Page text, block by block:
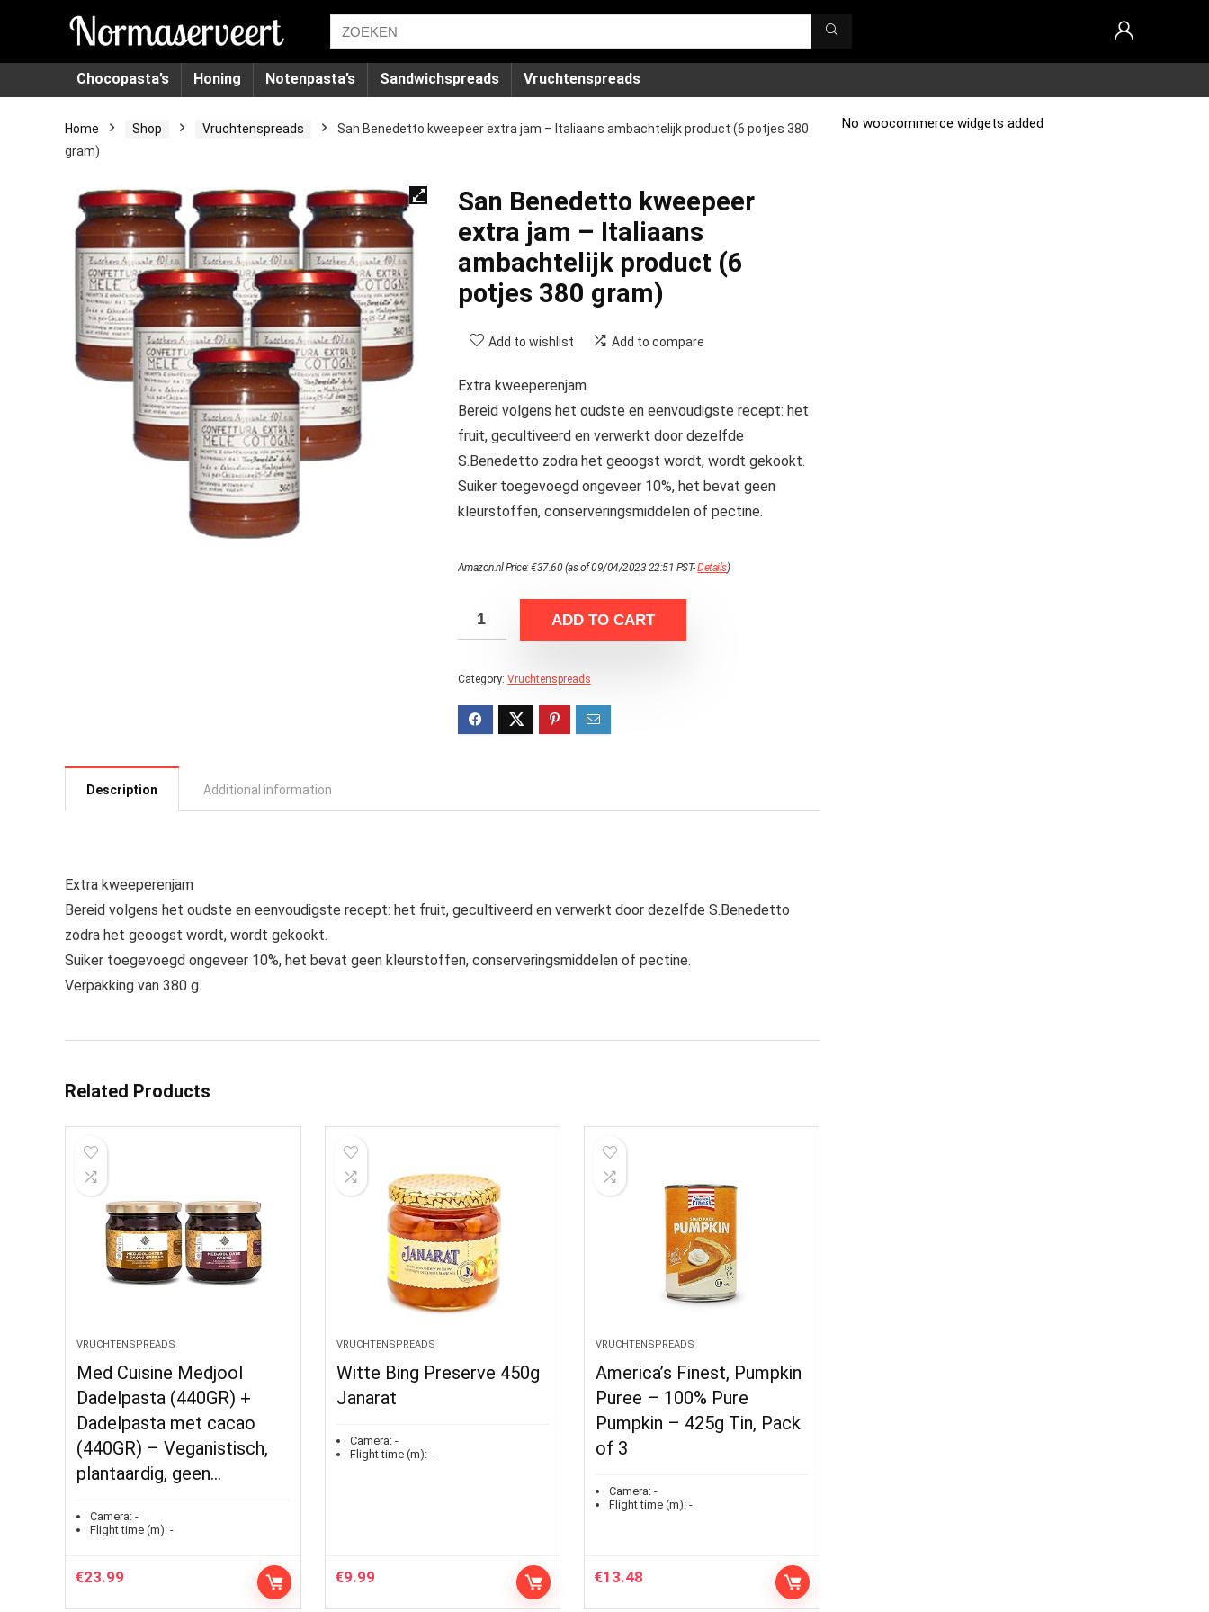
Chocopasta’s Honing Notenpasta’s Sandwichspreads Vruchtenspreads
Home Shop Vruchtenspreads
San Benedetto kweepeer extra jam – Italiaans ambachtelijk product (6 potjes 380
gram)
San Benedetto kweepeer
extra jam – Italiaans
ambachtelijk product (6
potjes 380 gram)
Add to wishlist Add to compare
Extra kweeperenjam
Bereid volgens het oudste en eenvoudigste recept: het
fruit, gecultiveerd en verwerkt door dezelfde
S.Benedetto zodra het geoogst wordt, wordt gekookt.
Suiker toegevoegd ongeveer 10%, het bevat geen
kleurstoffen, conserveringsmiddelen of pectine.
Amazon.nl Price:€37.60(as of 09/04/2023 22:51 PST-Details)
ADD TO CART
Category: Vruchtenspreads
Description Additional information
Extra kweeperenjam
Bereid volgens het oudste en eenvoudigste recept: het fruit, gecultiveerd en verwerkt door dezelfde S.Benedetto
zodra het geoogst wordt, wordt gekookt.
Suiker toegevoegd ongeveer 10%, het bevat geen kleurstoffen, conserveringsmiddelen of pectine.
Verpakking van 380 g.
Related Products
VRUCHTENSPREADS
Med Cuisine Medjool
Dadelpasta (440GR) +
Dadelpasta met cacao
(440GR) – Veganistisch,
plantaardig, geen…
Camera: -
Flight time (m): -
€23.99
VRUCHTENSPREADS
Witte Bing Preserve 450g
Janarat
Camera:-
Flight time (m):-
€9.99
VRUCHTENSPREADS
America’s Finest, Pumpkin
Puree – 100% Pure
Pumpkin – 425g Tin, Pack
of 3
Camera: -
Flight time (m): -
€13.48
No woocommerce widgets added